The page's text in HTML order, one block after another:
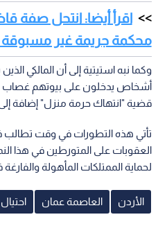
اقرأ أيضا: انتحل صفة
محكمة جريمة غير مسبوقة
وكما نبه استيتية إلى أن المالكي
أشخاص يدخلون على بيوتهم غصاب
قضية "انتهاك حرمة منزل" إضافة إلى
تأتي هذه التطورات في وقت تطالب
العقوبات على المتورطين في هذا
لحماية الممتلكات المأهولة
الأردن العاصمة عمان احتيال